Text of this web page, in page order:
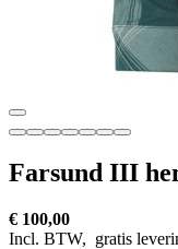
Farsund III
€ 100,00
Incl. BTW, gratis